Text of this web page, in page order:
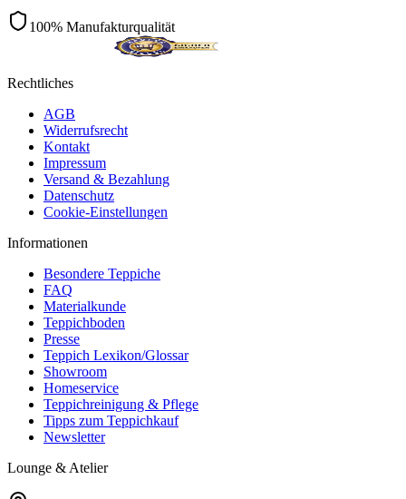
100% Manufakturqualität
Rechtliches
AGB
Widerrufsrecht
Kontakt
Impressum
Versand & Bezahlung
Datenschutz
Cookie-Einstellungen
Informationen
Besondere Teppiche
FAQ
Materialkunde
Teppichboden
Presse
Teppich Lexikon/Glossar
Showroom
Homeservice
Teppichreinigung & Pflege
Tipps zum Teppichkauf
Newsletter
Lounge & Atelier